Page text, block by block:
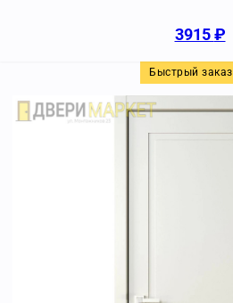
3915₽
Быстрый заказ